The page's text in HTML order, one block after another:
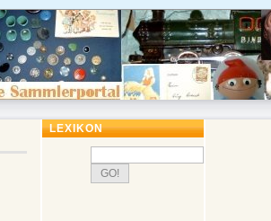
LEXIKON